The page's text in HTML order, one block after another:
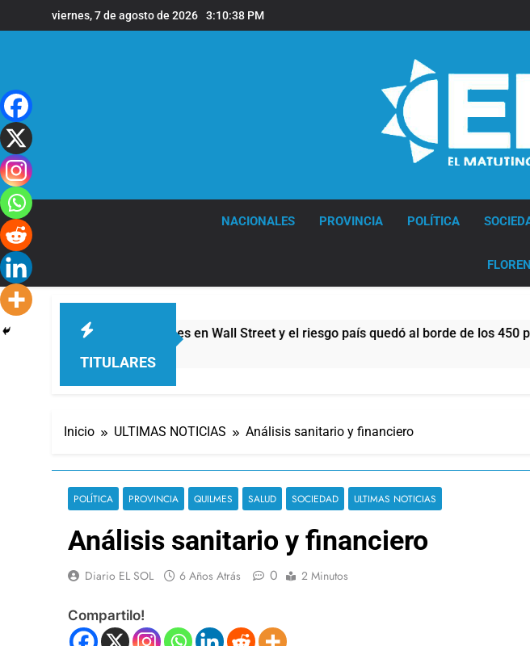
al
viernes, 7 de agosto de 2026 3:10:39 PM
NACIONALES PROVINCIA POLÍTICA
TITULARES
cayeron las acciones en Wall Street y el riesgo país quedó al borde de los 450 puntos
Inicio ULTIMAS NOTICIAS Análisis sanitario y financiero
POLÍTICA PROVINCIA QUILMES SALUD SOCIEDAD ULTIMAS NOTICIAS
Análisis sanitario y financiero
Diario EL SOL 6 Años Atrás 0 2 Minutos
Compartilo!